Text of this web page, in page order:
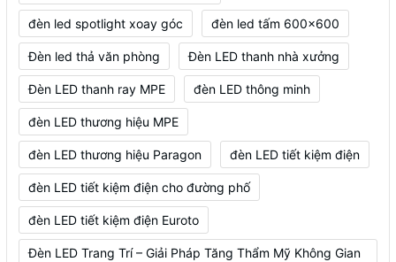
đèn led spotlight xoay góc đèn led tấm 600x600
Đèn led thả văn phòng Đèn LED thanh nhà xưởng
Đèn LED thanh ray MPE đèn LED thông minh
đèn LED thương hiệu MPE
đèn LED thương hiệu Paragon đèn LED tiết kiệm điện
đèn LED tiết kiệm điện cho đường phố
đèn LED tiết kiệm điện Euroto
Đèn LED Trang Trí – Giải Pháp Tăng Thẩm Mỹ Không Gian